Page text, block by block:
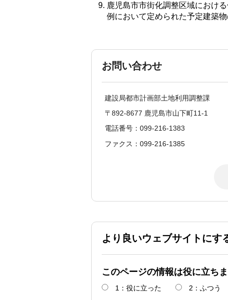
鹿児島市市街化調整区域におけ
例において定められた予定建築
お問い合わせ
建設局都市計画部土地利用調整課
〒892-8677 鹿児島市山下町11-1
電話番号：099-216-1383
ファクス：099-216-1385
より良いウェブサイトにす
このページの情報は役に立ち
1：役に立った 2：ふつう